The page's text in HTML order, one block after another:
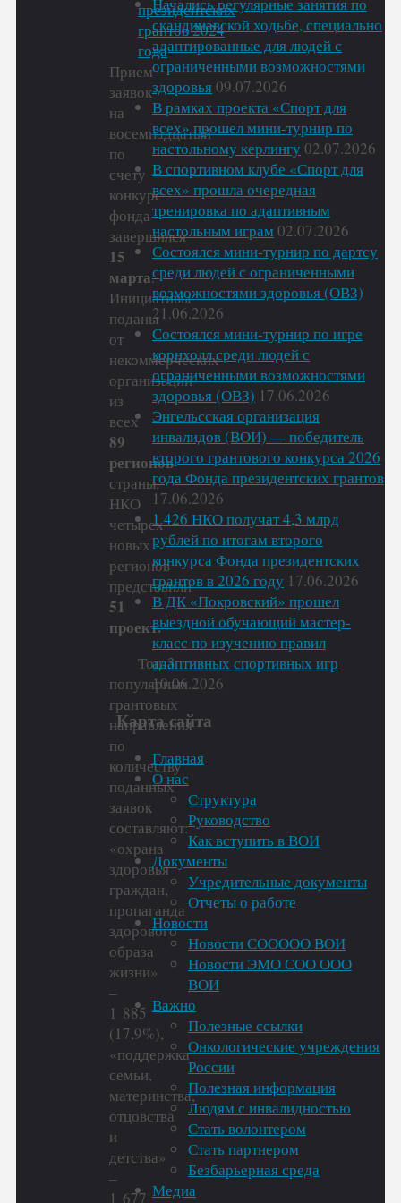
Прием
заявок
на
восемнадцатый
по
счету
конкурс
фонда
завершился
15
марта.
Инициативы
поданы
от
некоммерческих
организаций
из
всех
89
регионов
страны.
НКО
четырех
новых
регионов
представили
51
проект.
Топ-3
популярных
грантовых
направления
по
количеству
поданных
заявок
составляют:
«охрана
здоровья
граждан,
пропаганда
здорового
образа
жизни»
–
1 885
(17,9%),
«поддержка
семьи,
материнства,
отцовства
и
детства»
–
1 677
скандинавской ходьбе, специально
адаптированные для людей с
ограниченными возможностями
здоровья09.07.2026
В рамках проекта «Спорт для
всех» прошел мини-турнир по
настольному керлингу02.07.2026
В спортивном клубе «Спорт для
всех» прошла очередная
тренировка по адаптивным
настольным играм 02.07.2026
Состоялся мини-турнир по дартсу
среди людей с ограниченными
возможностями здоровья (ОВЗ)
21.06.2026
Состоялся мини-турнир по игре
корнхолл среди людей с
ограниченными возможностями
здоровья (ОВЗ) 17.06.2026
Энгельсская организация
инвалидов (ВОИ) — победитель
второго грантового конкурса 2026
года Фонда президентских грантов
17.06.2026
1 426 НКО получат 4,3 млрд
рублей по итогам второго
конкурса Фонда президентских
грантов в 2026 году 17.06.2026
В ДК «Покровский» прошел
выездной обучающий мастер-
класс по изучению правил
адаптивных спортивных игр
10.06.2026
Карта сайта
Главная
О нас
Структура
Руководство
Как вступить в ВОИ
Документы
Учредительные документы
Отчеты о работе
Новости
Новости СООООО ВОИ
Новости ЭМО СОО ООО
ВОИ
Важно
Полезные ссылки
Онкологические учреждения
России
Полезная информация
Людям с инвалидностью
Стать волонтером
Стать партнером
Безбарьерная среда
Медиа